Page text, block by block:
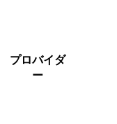
プロバイダ
ー